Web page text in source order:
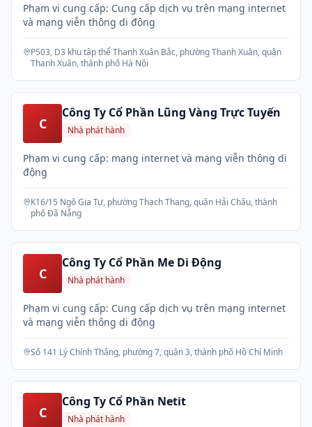
Phạm vi cung cấp: Cung cấp dịch vụ trên mạng internet
và mạng viễn thông di động
P503, D3 khu tập thể Thanh Xuân Bắc, phường Thanh Xuân, quận
Thanh Xuân, thành phố Hà Nội
C
Công Ty Cổ Phần Lũng Vàng Trực Tuyến
Nhà phát hành
Phạm vi cung cấp: mạng internet và mạng viễn thông di
động
K16/15 Ngô Gia Tự, phường Thạch Thang, quận Hải Châu, thành
phố Đã Nẵng
C
Công Ty Cổ Phần Me Di Động
Nhà phát hành
Phạm vi cung cấp: Cung cấp dịch vụ trên mạng internet
và mạng viễn thông di động
Số 141 Lý Chính Thắng, phường 7, quận 3, thành phố Hồ Chí Minh
C
Công Ty Cổ Phần Netit
Nhà phát hành